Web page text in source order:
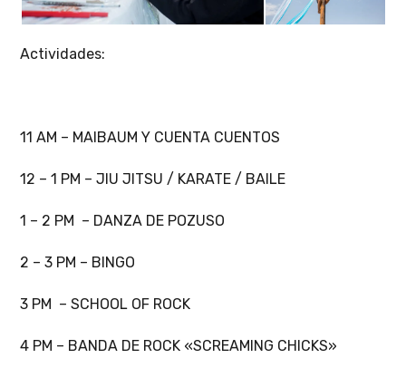
Actividades:
11 AM – MAIBAUM Y CUENTA CUENTOS
12 – 1 PM – JIU JITSU / KARATE / BAILE
1 – 2 PM – DANZA DE POZUSO
2 – 3 PM – BINGO
3 PM – SCHOOL OF ROCK
4 PM – BANDA DE ROCK «SCREAMING CHICKS»